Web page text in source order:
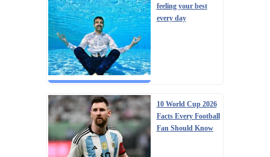
feeling your best
every day
10 World Cup 2026
Facts Every Football
Fan Should Know